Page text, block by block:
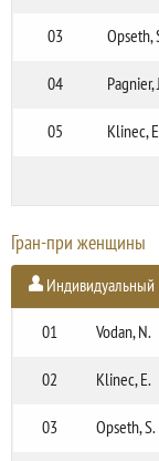
03 Opseth,
04 Pagnier,
05 Klinec,
Гран-при женщины
Индивидуальный
01 Vodan, N.
02 Klinec, E.
03 Opseth, S.